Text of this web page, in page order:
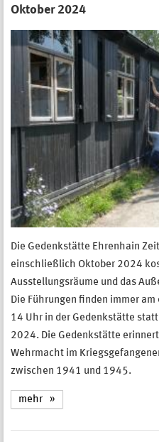
Oktober 2024
Die Gedenkstätte Ehrenhain
einschließlich Oktober 2024
Ausstellungsräume und das
Die Führungen finden immer
14 Uhr in der Gedenkstätte
2024. Die Gedenkstätte
Wehrmacht im
zwischen 1941 und 1945.
mehr